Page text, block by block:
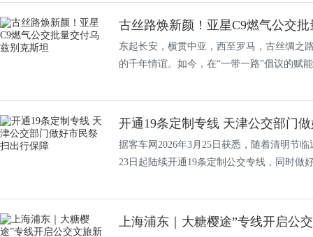
古丝路焕新颜！亚星C9燃气公交
东起长安，横贯中亚，西至罗马，古丝绸之
的千年情谊。如今，在“一带一路”倡议的赋
开通19条定制专线 天津公交部门
据客车网2026年3月25日获悉，随着清明节
23日起陆续开通19条定制公交专线，同时做
上海浦东｜大糖樱途”专线开启公